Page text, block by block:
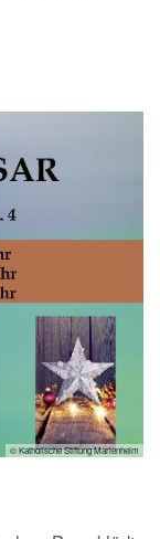
© Katholische Stiftung Marienheim